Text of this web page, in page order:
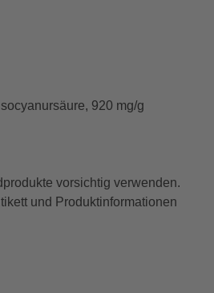
920 mg/g
vorsichtig verwenden.
und Produktinformationen